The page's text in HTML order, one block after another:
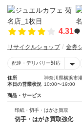
4.31
リサイクルショップ 金券
配達・デリバリー対応
住所
神奈川県横浜市
本日の営業状況 10:00〜19:00
商品・サービス
印紙・切手・はがき買取
切手・はがき買取強化